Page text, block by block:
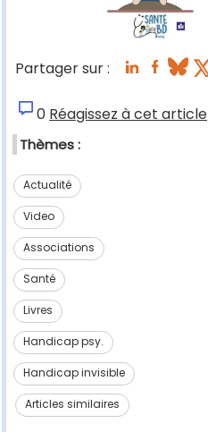
Partager sur :
0 Réagissez à cet article
Thèmes :
Actualité
Video
Associations
Santé
Livres
Handicap psy.
Handicap invisible
Articles similaires